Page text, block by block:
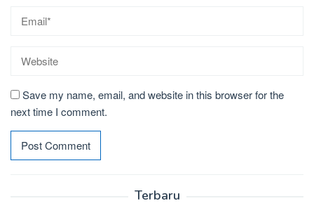
Save my name, email, and website in this browser for the
next time I comment.
Terbaru